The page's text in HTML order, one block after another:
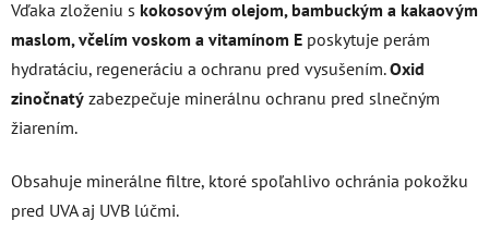
Vďaka zloženiu s kokosovým olejom, bambuckým a kakaovým
maslom, včelím voskom a vitamínom E poskytuje perám
hydratáciu, regeneráciu a ochranu pred vysušením. Oxid
zinočnatý zabezpečuje minerálnu ochranu pred slnečným
žiarením.
Obsahuje minerálne filtre, ktoré spoľahlivo ochránia pokožku
pred UVA aj UVB lúčmi.